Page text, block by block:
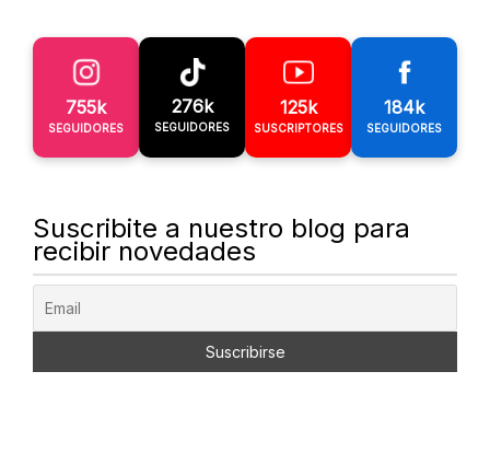
755k
SEGUIDORES
276k
SEGUIDORES
125k
SUSCRIPTORES
184k
SEGUIDORES
Suscribite a nuestro blog para
recibir novedades